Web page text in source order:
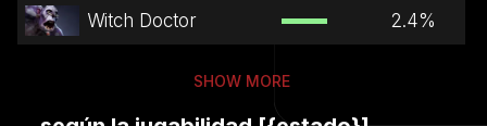
Witch Doctor 2.4%
SHOW MORE